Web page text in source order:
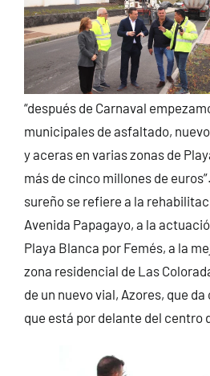
“después de Carnaval
municipales de asfaltado,
y aceras en varias zonas de
más de cinco millones de
sureño se refiere a la
Avenida Papagayo, a la
Playa Blanca por Femés, a la
zona residencial de Las
de un nuevo vial, Azores, que
que está por delante del centro